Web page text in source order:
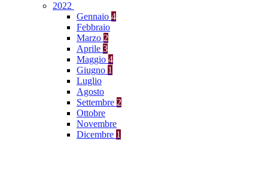
2022
Gennaio 4
Febbraio
Marzo 2
Aprile 3
Maggio 4
Giugno 1
Luglio
Agosto
Settembre 2
Ottobre
Novembre
Dicembre 1